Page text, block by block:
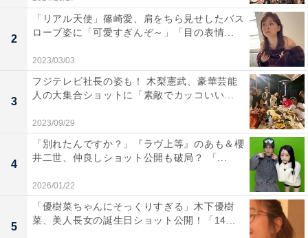
2
「リアル天使」篠崎愛、肩をちら見せしたバス
ローブ姿に「可愛すぎんぞ～」「目の表情...
2023/03/03
3
フジテレビ社長の姿も！ 木梨憲武、豪華芸能
人の大集合ショットに「素敵でカッコいい...
2023/09/29
4
「別れたんですか？」『ラヴ上等』のあも＆櫻
井二世、仲良しショット公開も破局？ 「...
2026/01/22
5
「優樹菜ちゃんにそっくりすぎる」木下優樹
菜、美人長女の誕生日ショット公開！「14...